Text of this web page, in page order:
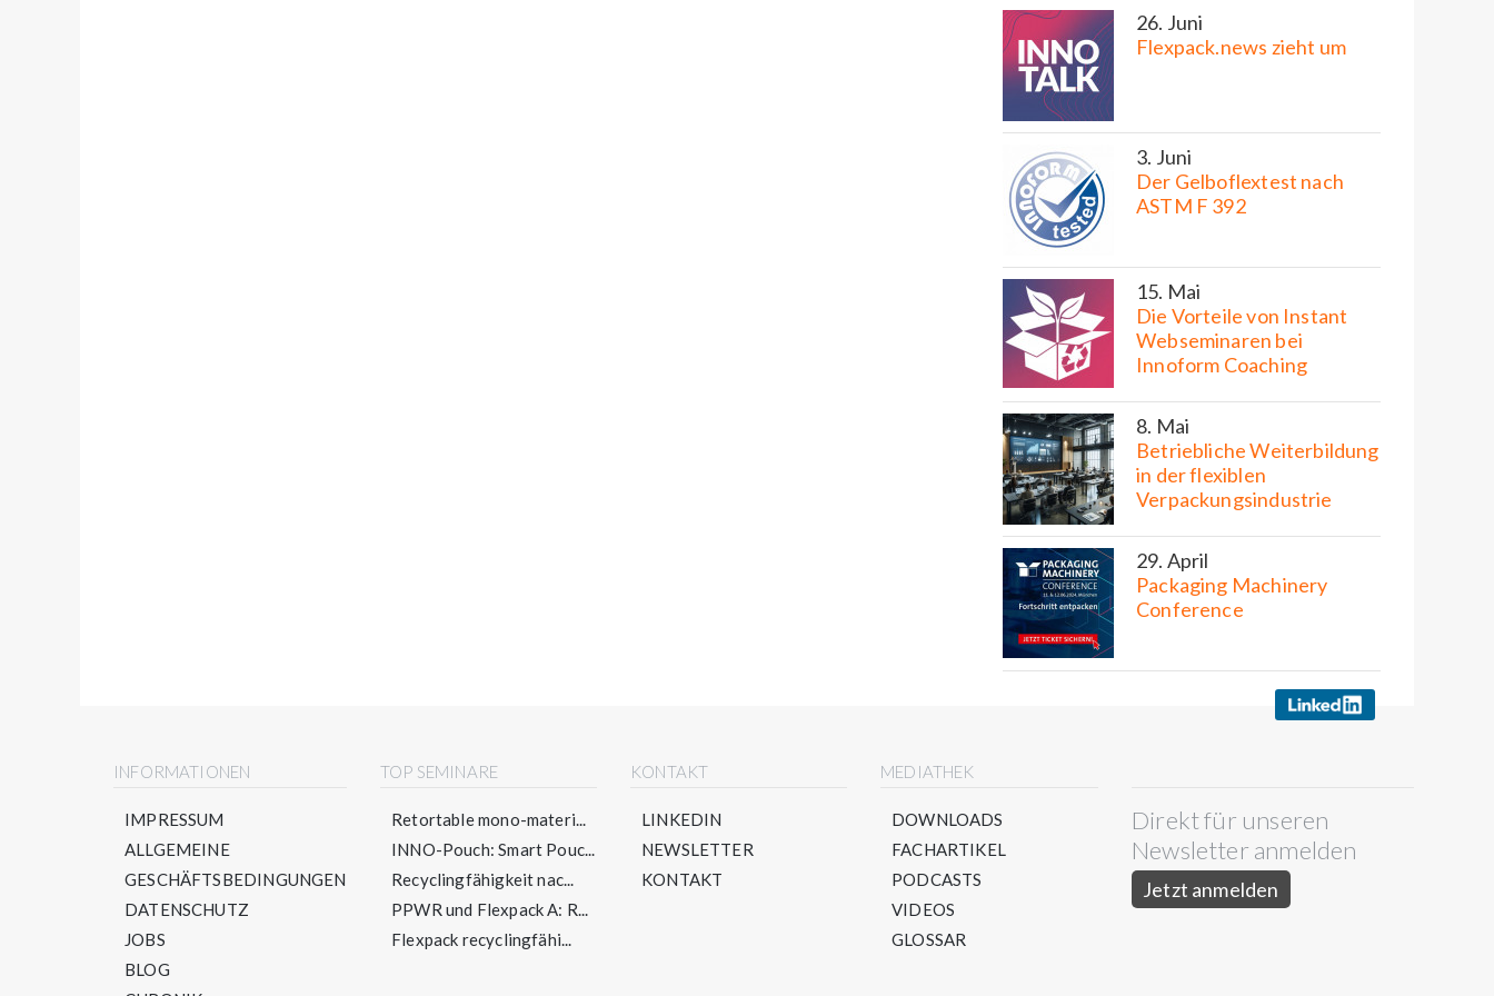
26. Juni
Flexpack.news zieht um
3. Juni
Der Gelboflextest nach
ASTM F 392
15. Mai
Die Vorteile von Instant
Webseminaren bei
Innoform Coaching
8. Mai
Betriebliche Weiterbildung
in der flexiblen
Verpackungsindustrie
29. April
Packaging Machinery
Conference
INFORMATIONEN
IMPRESSUM
ALLGEMEINE
GESCHÄFTSBEDINGUNGEN
DATENSCHUTZ
JOBS
BLOG
TOP SEMINARE
Retortable mono-materi...
INNO-Pouch: Smart Pouc...
Recyclingfähigkeit nac...
PPWR und Flexpack A: R...
Flexpack recyclingfähi...
KONTAKT
LINKEDIN
NEWSLETTER
KONTAKT
MEDIATHEK
DOWNLOADS
FACHARTIKEL
PODCASTS
VIDEOS
GLOSSAR
Direkt für unseren
Newsletter anmelden
Jetzt anmelden